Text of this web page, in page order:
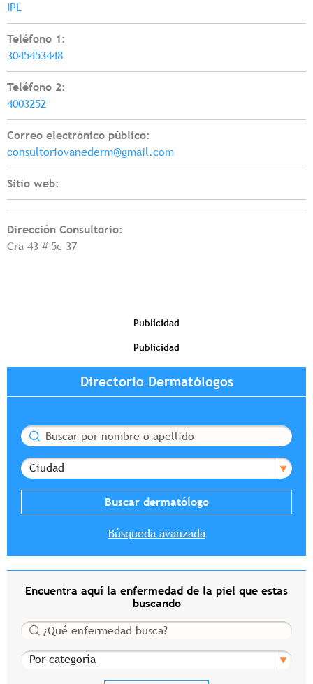
IPL
Teléfono 1:
3045453448
Teléfono 2:
4003252
Correo electrónico público:
consultoriovanederm@gmail.com
Sitio web:
Dirección Consultorio:
Cra 43 # 5c 37
Publicidad
Publicidad
Directorio Dermatólogos
Buscar
Ciudad
Búsqueda avanzada
Encuentra aquí la enfermedad de la piel que estas
buscando
Buscar
Por categoría